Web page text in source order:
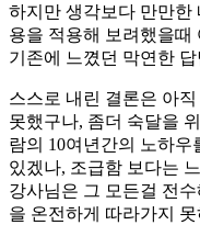
하지만 생각보다 만만한
용을 적용해 보려했을때
기존에 느꼈던 막연한
스스로 내린 결론은 아
못했구나, 좀더 숙달을
람의 10여년간의 노하
있겠나, 조급함 보다는
강사님은 그 모든걸 전
을 온전하게 따라가지